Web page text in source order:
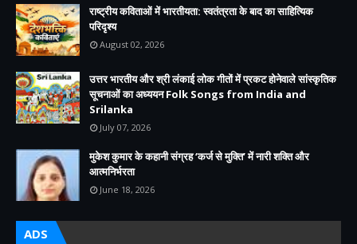
राष्ट्रीय कविताओं में भारतीयता: स्वतंत्रता के बाद का साहित्यिक
परिदृश्य
August 02, 2026
उत्तर भारतीय और श्री लंकाई लोक गीतों में प्रकट होनेवाले सांस्कृतिक
सूचनाओं का अध्ययन Folk Songs from India and
Srilanka
July 07, 2026
मुकेश कुमार के कहानी संग्रह ‘कर्ज से मुक्ति’ में नारी शक्ति और
आत्मनिर्भरता
June 18, 2026
ADS